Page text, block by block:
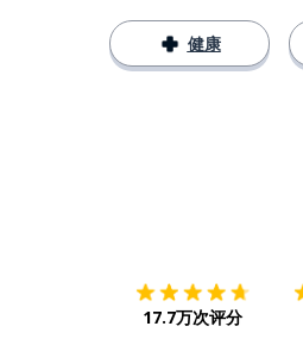
健康
17.7万次评分